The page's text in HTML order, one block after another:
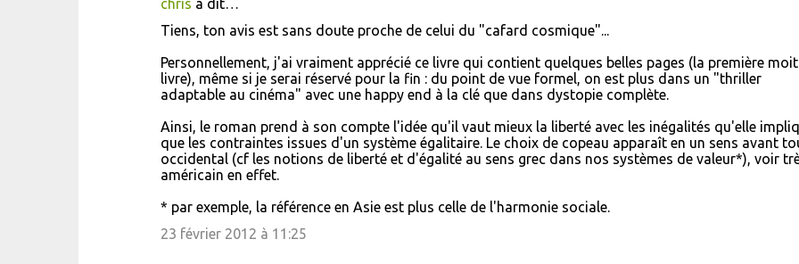
chris a dit…
Tiens, ton avis est sans doute proche de celui du "cafard cosmique"...
Personnellement, j'ai vraiment apprécié ce livre qui contient quelques belles pages (la première
livre), même si je serai réservé pour la fin : du point de vue formel, on est plus dans un "thriller
adaptable au cinéma" avec une happy end à la clé que dans dystopie complète.
Ainsi, le roman prend à son compte l'idée qu'il vaut mieux la liberté avec les inégalités qu'elle
que les contraintes issues d'un système égalitaire. Le choix de copeau apparaît en un sens avant
occidental (cf les notions de liberté et d'égalité au sens grec dans nos systèmes de valeur*), voir
américain en effet.
* par exemple, la référence en Asie est plus celle de l'harmonie sociale.
23 février 2012 à 11:25